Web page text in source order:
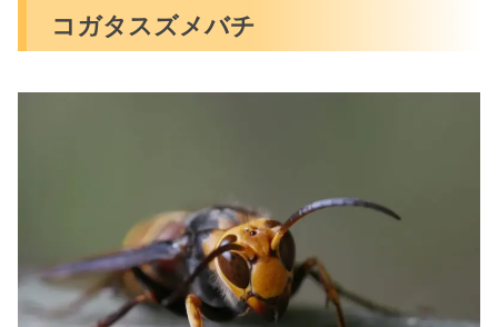
コガタスズメバチ